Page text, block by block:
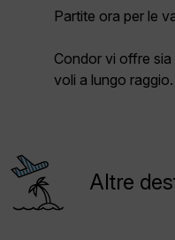
Partite ora per le
Condor vi offre
voli a lungo raggio.
Altre